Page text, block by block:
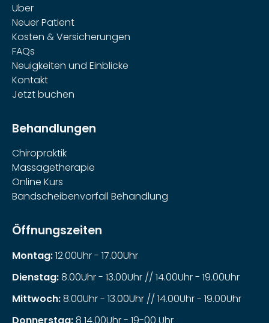
Uber
Neuer Patient
Kosten & Versicherungen
FAQs
Neuigkeiten und Einblicke
Kontakt
Jetzt buchen
Behandlungen
Chiropraktik
Massagetherapie
Online Kurs
Bandscheibenvorfall Behandlung
Öffnungszeiten
Montag:12.00Uhr - 17.00Uhr
Dienstag:8.00Uhr - 13.00Uhr // 14.00Uhr - 19.00Uhr
Mittwoch:8.00Uhr - 13.00Uhr // 14.00Uhr - 19.00Uhr